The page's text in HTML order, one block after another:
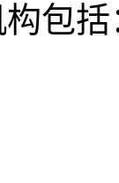
包